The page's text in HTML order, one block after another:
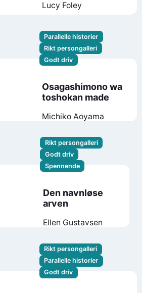
Lucy Foley
Parallelle historier
Rikt persongalleri
Godt driv
Osagashimono wa
toshokan made
Michiko Aoyama
Rikt persongalleri
Godt driv
Spennende
Den navnløse
arven
Ellen Gustavsen
Rikt persongalleri
Parallelle historier
Godt driv